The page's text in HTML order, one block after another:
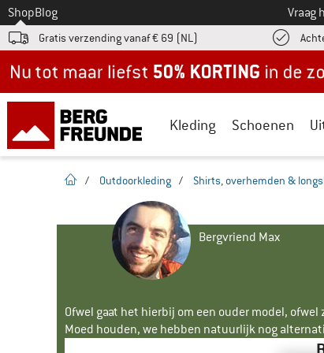
Naar
ShopBlog Vraag
Gratis verzending vanaf € 69 (NL)
Kleding Schoenen
Startpagina
/ Outdoorkleding / Shirts, overhemden &
Bergvriend Max
Ofwel gaat het hierbij om een ouder model,
Moed houden, we hebben natuurlijk nog